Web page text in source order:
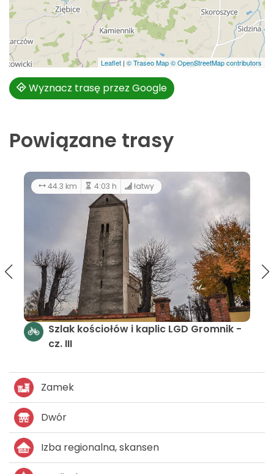
Leaflet | © Traseo Map© OpenStreetMap contributors
Wyznacz trasę przez Google
Powiązane trasy
-
63.2 km
Szlak zamków i pałaców LGD
Zamek
Dwór
Izba regionalna, skansen